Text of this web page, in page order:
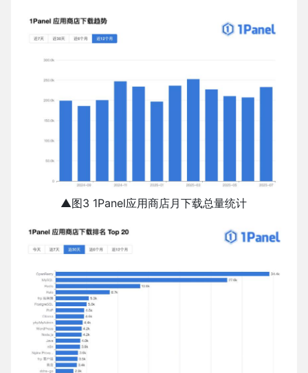
▲图3 1Panel应用商店月下载总量统计